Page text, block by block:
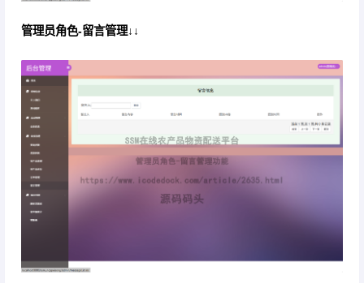
管理员角色-留言管理↓↓